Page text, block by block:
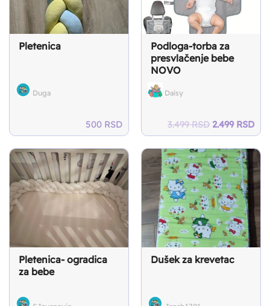
Pletenica
Duga
500 RSD
Podloga-torba za
presvlačenje bebe
NOVO
Daisy
3.499RSD Original
price
was:
3.499 RSD.
2.499 RSD
is:
Pletenica- ogradica
za bebe
Dušek za krevetac